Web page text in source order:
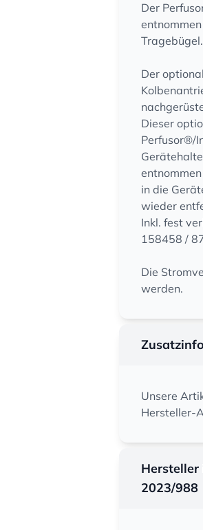
Der
Tragebügel.
Der
Dieser
Perfusor®/
in die
wieder
Inkl. fest
158458 /
Die
werden.
Unsere
Hersteller-
Hersteller
2023/988